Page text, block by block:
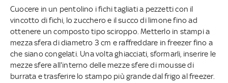
Cuocere in un pentolino i fichi tagliati a pezzetti con il
vincotto di fichi, lo zucchero e il succo di limone fino ad
ottenere un composto tipo sciroppo. Metterlo in stampi a
mezza sfera di diametro 3 cm e raffreddare in freezer fino a
che siano congelati. Una volta ghiacciati, sformarli, inserire le
mezze sfere all'interno delle mezze sfere di mousse di
burrata e trasferire lo stampo più grande dal frigo al freezer.